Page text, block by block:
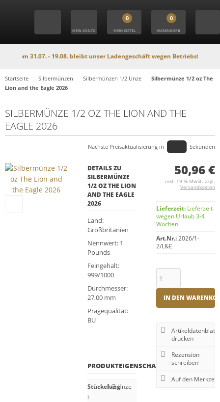
MEIN KONTO
0
MERKZETTEL
0
WARENKORB
Vom 31.07. - 19.08. bleibt unser Ladengeschäft wegen Betriebsferien
Startseite Silbermünzen Silbermünzen 1/2 Unze
Silbermünze 1/2 oz The
Lion and the Eagle 2026
SILBERMÜNZE 1/2 OZ THE LION AND THE
EAGLE 2026
Nächste Preisaktualisierung in Sekunden
DETAILS ZU
SILBERMÜNZE
1/2 OZ THE LION
AND THE EAGLE
2026
Land:
Großbritanien
Nennwert: 1
Pounds
Feingehalt:
999/1000
Durchmesser:
27,00 mm
Prägequalität:
BU
PRODUKTEIGENSCHAFTEN
Stückelung
:
1/2 Unze
50,96 €
inkl. 19 % MwSt. zzgl.
Versandkosten
Lieferzeit: Lieferzeit
wegen Urlaub 3-4
Wochen
Art.Nr.:2026/1-
2/L&E
IN DEN
Artikeldatenblatt
drucken
Rezension
schreiben